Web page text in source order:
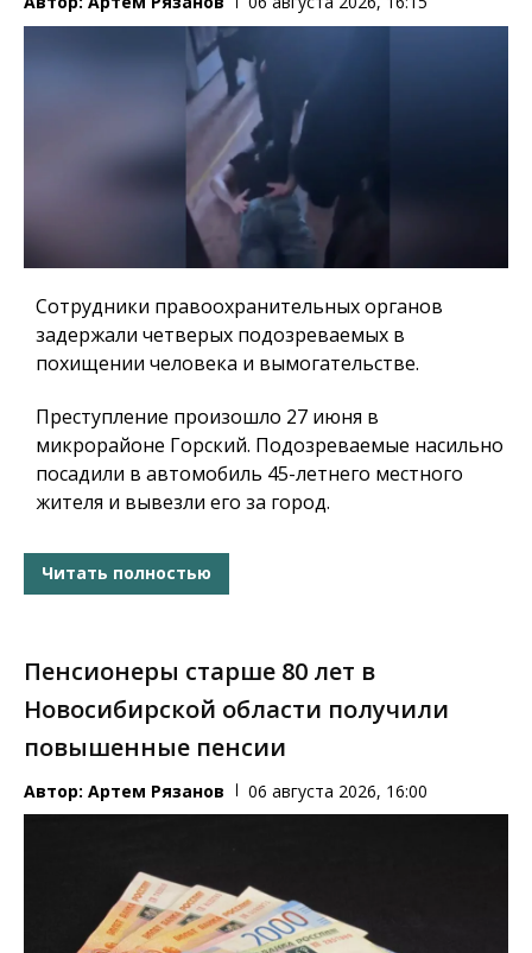
Сотрудники правоохранительных органов
задержали четверых подозреваемых в
похищении человека и вымогательстве.
Преступление произошло 27 июня в
микрорайоне Горский. Подозреваемые насильно
посадили в автомобиль 45-летнего местного
жителя и вывезли его за город.
Читать полностью
Пенсионеры старше 80 лет в
Новосибирской области получили
повышенные пенсии
Автор: Артем Рязанов 06 августа 2026, 16:00